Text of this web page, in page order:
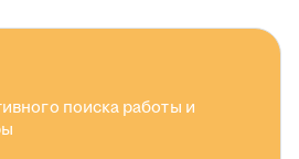
поиска работы и